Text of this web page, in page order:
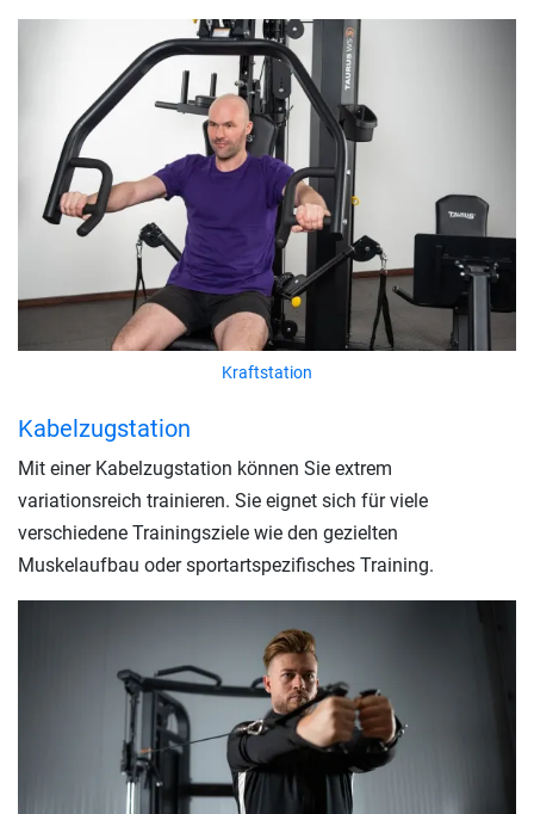
Kraftstation
Kabelzugstation
Mit einer Kabelzugstation können Sie extrem
variationsreich trainieren. Sie eignet sich für viele
verschiedene Trainingsziele wie den gezielten
Muskelaufbau oder sportartspezifisches Training.